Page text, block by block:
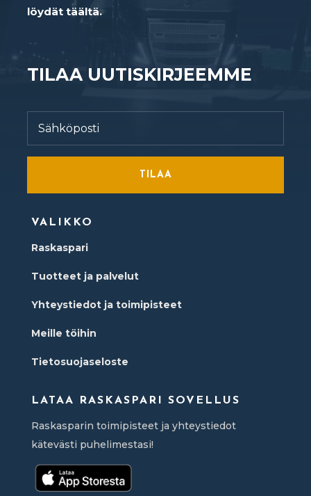
löydät täältä.
TILAA UUTISKIRJEEMME
TILAA
VALIKKO
Raskaspari
Tuotteet ja palvelut
Yhteystiedot ja toimipisteet
Meille töihin
Tietosuojaseloste
LATAA RASKASPARI SOVELLUS
Raskasparin toimipisteet ja yhteystiedot
kätevästi puhelimestasi!